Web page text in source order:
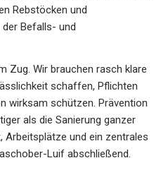
Rebstöcken und
Befalls- und
Zug. Wir brauchen rasch klare
schaffen, Pflichten
wirksam schützen. Prävention
als die Sanierung ganzer
Arbeitsplätze und ein zentrales
Luif abschließend.